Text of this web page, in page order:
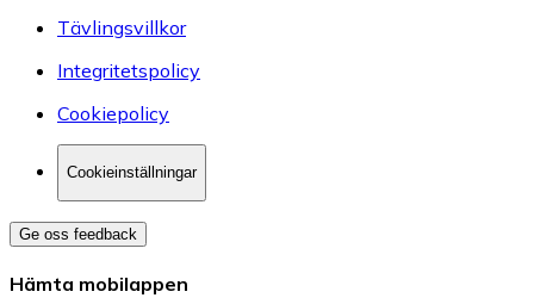
Tävlingsvillkor
Integritetspolicy
Cookiepolicy
Cookieinställningar
Ge oss feedback
Hämta mobilappen